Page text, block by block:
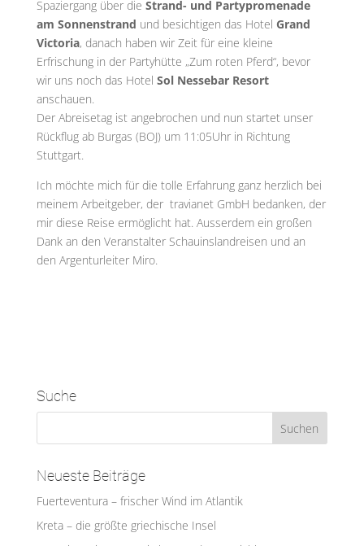
Spaziergang über die Strand- und Partypromenade
am Sonnenstrand und besichtigen das Hotel Grand
Victoria, danach haben wir Zeit für eine kleine
Erfrischung in der Partyhütte „Zum roten Pferd“, bevor
wir uns noch das Hotel Sol Nessebar Resort
anschauen.
Der Abreisetag ist angebrochen und nun startet unser
Rückflug ab Burgas (BOJ) um 11:05Uhr in Richtung
Stuttgart.
Ich möchte mich für die tolle Erfahrung ganz herzlich bei
meinem Arbeitgeber, der travianet GmbH bedanken, der
mir diese Reise ermöglicht hat. Ausserdem ein großen
Dank an den Veranstalter Schauinslandreisen und an
den Argenturleiter Miro.
Suche
Neueste Beiträge
Fuerteventura – frischer Wind im Atlantik
Kreta – die größte griechische Insel